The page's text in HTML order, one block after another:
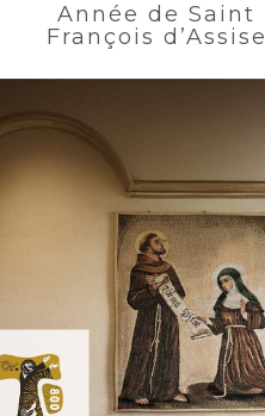
Année de Saint
François d’Assise